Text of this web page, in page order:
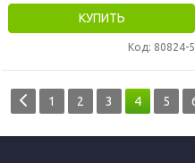
КУПИТЬ
Код: 80824-5
1 2 3 4 5